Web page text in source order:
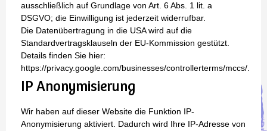
ausschließlich auf Grundlage von Art. 6 Abs. 1 lit. a
DSGVO; die Einwilligung ist jederzeit widerrufbar.
Die Datenübertragung in die USA wird auf die
Standardvertragsklauseln der EU-Kommission gestützt.
Details finden Sie hier:
https://privacy.google.com/businesses/controllerterms/mccs/.
IP Anonymisierung
Wir haben auf dieser Website die Funktion IP-
Anonymisierung aktiviert. Dadurch wird Ihre IP-Adresse von